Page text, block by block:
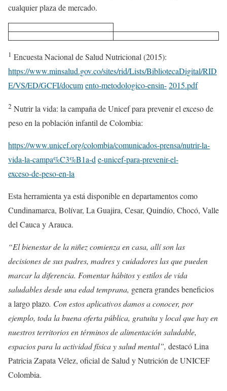
cualquier plaza de mercado.
1 Encuesta Nacional de Salud Nutricional (2015):
https://www.minsalud.gov.co/sites/rid/Lists/BibliotecaDigital/RID
E/VS/ED/GCFI/documento-metodologico-ensin-2015.pdf
2 Nutrir la vida: la campaña de Unicef para prevenir el exceso de
peso en la población infantil de Colombia:
https://www.unicef.org/colombia/comunicados-prensa/nutrir-la-
vida-la-campa%C3%B1a-de-unicef-para-prevenir-el-
exceso-de-peso-en-la
Esta herramienta ya está disponible en departamentos como
Cundinamarca, Bolívar, La Guajira, Cesar, Quindío, Chocó, Valle
del Cauca y Arauca.
“El bienestar de la niñez comienza en casa, allí son las
decisiones de sus padres, madres y cuidadores las que pueden
marcar la diferencia. Fomentar hábitos y estilos de vida
saludables desde una edad temprana, genera grandes beneficios
a largo plazo. Con estos aplicativos damos a conocer, por
ejemplo, toda la buena oferta pública, gratuita y local que hay en
nuestros territorios en términos de alimentación saludable,
espacios para la actividad física y salud mental”, destacó Lina
Patricia Zapata Vélez, oficial de Salud y Nutrición de UNICEF
Colombia.